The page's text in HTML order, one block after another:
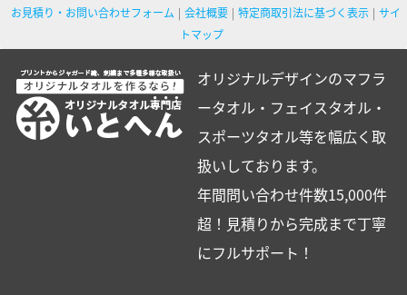
お見積り・お問い合わせフォーム 会社概要 特定商取引法に基づく表示
サイ
トマップ
オリジナルデザインのマフラ
ータオル・フェイスタオル・
スポーツタオル等を幅広く取
扱いしております。
年間問い合わせ件数15,000件
超！見積りから完成まで丁寧
にフルサポート！